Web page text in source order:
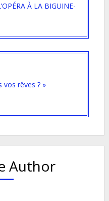
À LA BIGUINE-
vos rêves ? »
Author